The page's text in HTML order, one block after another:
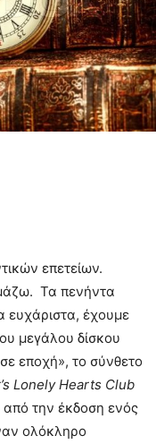
επετείων.
Τα πενήντα
ευχάριστα, έχουμε
μεγάλου δίσκου
εποχή», το σύνθετο
Lonely Hearts Club
την έκδοση ενός
ολόκληρο